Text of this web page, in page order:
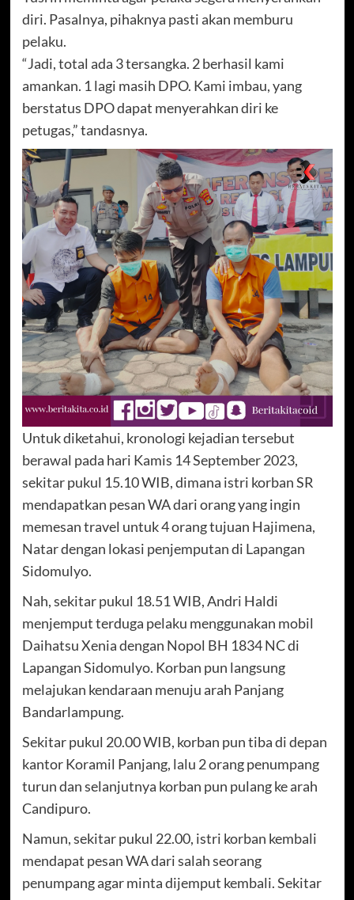
diri. Pasalnya, pihaknya pasti akan memburu
pelaku.
“Jadi, total ada 3 tersangka. 2 berhasil kami
amankan. 1 lagi masih DPO. Kami imbau, yang
berstatus DPO dapat menyerahkan diri ke
petugas,” tandasnya.
Untuk diketahui, kronologi kejadian tersebut
berawal pada hari Kamis 14 September 2023,
sekitar pukul 15.10 WIB, dimana istri korban SR
mendapatkan pesan WA dari orang yang ingin
memesan travel untuk 4 orang tujuan Hajimena,
Natar dengan lokasi penjemputan di Lapangan
Sidomulyo.
Nah, sekitar pukul 18.51 WIB, Andri Haldi
menjemput terduga pelaku menggunakan mobil
Daihatsu Xenia dengan Nopol BH 1834 NC di
Lapangan Sidomulyo. Korban pun langsung
melajukan kendaraan menuju arah Panjang
Bandarlampung.
Sekitar pukul 20.00 WIB, korban pun tiba di depan
kantor Koramil Panjang, lalu 2 orang penumpang
turun dan selanjutnya korban pun pulang ke arah
Candipuro.
Namun, sekitar pukul 22.00, istri korban kembali
mendapat pesan WA dari salah seorang
penumpang agar minta dijemput kembali. Sekitar